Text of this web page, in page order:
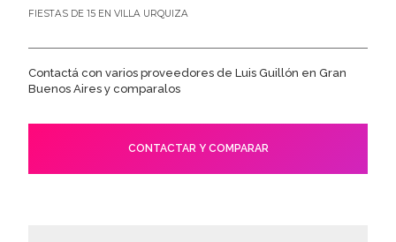
FIESTAS DE 15 EN VILLA URQUIZA
Contactá con varios proveedores de Luis Guillón en Gran
Buenos Aires y comparalos
CONTACTAR Y COMPARAR